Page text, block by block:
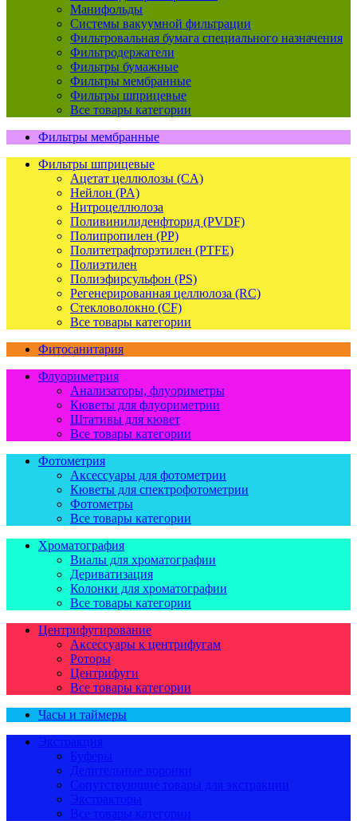
Манифольды
Системы вакуумной фильтрации
Фильтровальная бумага специального назначения
Фильтродержатели
Фильтры бумажные
Фильтры мембранные
Фильтры шприцевые
Все товары категории
Фильтры мембранные
Фильтры шприцевые
Ацетат целлюлозы (CA)
Нейлон (PA)
Нитроцеллюлоза
Поливинилиденфторид (PVDF)
Полипропилен (PP)
Политетрафторэтилен (PTFE)
Полиэтилен
Полиэфирсульфон (PS)
Регенерированная целлюлоза (RC)
Стекловолокно (CF)
Все товары категории
Фитосанитария
Флуориметрия
Анализаторы, флуориметры
Кюветы для флуориметрии
Штативы для кювет
Все товары категории
Фотометрия
Аксессуары для фотометрии
Кюветы для спектрофотометрии
Фотометры
Все товары категории
Хроматография
Виалы для хроматографии
Дериватизация
Колонки для хроматографии
Все товары категории
Центрифугирование
Аксессуары к центрифугам
Роторы
Центрифуги
Все товары категории
Часы и таймеры
Экстракция
Буферы
Делительные воронки
Сопутствующие товары для экстракции
Экстракторы
Все товары категории